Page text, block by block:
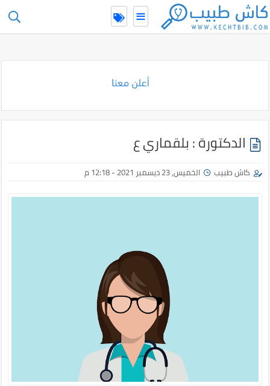
-->
≡
الدكتورة : بلقماري ع
كاش طبيب الخميس, 23 ديسمبر 2021 - 12:18 م